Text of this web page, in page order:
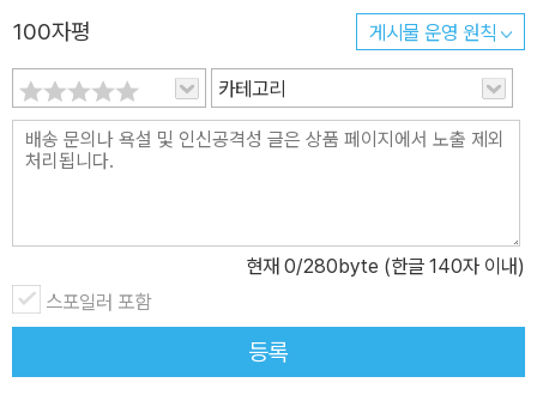
다는 것은 미가 완전히 임의적인 것이 되거나 개인의 자의에 따라 변
감각적 지각을 가리킨다. 19, 20세기 모더니즘 이후 미는 점점 기능
화한다. 미는 가상에 대한 의지이자 인식의 가능성으로 간주된다. 또
한 장식 없는 공허한 형식을 열광하거나 욕구의 충족을 의도적으로
에서 아름다운 것의 표현이 중요했던 시대는 거의 없었다. 모더니즘
은 미를 중시하는 예술에 대해 대대적인 비판을 가했고, 20세기 들어
서는 ‘더 이상 아름답지 않은 예술’이 하나의 강령처럼 선포되었다. 그
런가 하면 미와 관련된 문제에서 자연미는 항상 논란의 대상이 되었
100자평 게시물 운영 원칙
카테고리
현재 0/280byte (한글 140자 이내)
스포일러 포함
등록